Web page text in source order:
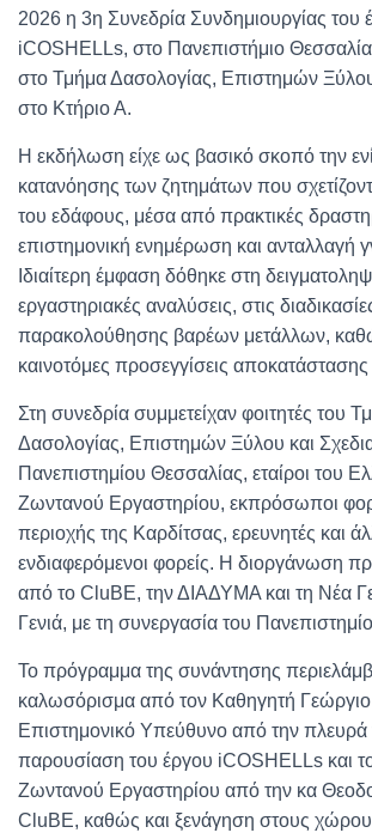
2026 η 3η Συνεδρία Συνδημιουργίας του
iCOSHELLs, στο Πανεπιστήμιο
στο Τμήμα Δασολογίας, Επιστημών
στο Κτήριο Α.
Η εκδήλωση είχε ως βασικό σκοπό την
κατανόησης των ζητημάτων που
του εδάφους, μέσα από πρακτικές
επιστημονική ενημέρωση και ανταλλαγή
Ιδιαίτερη έμφαση δόθηκε στη
εργαστηριακές αναλύσεις, στις
παρακολούθησης βαρέων μετάλλων,
καινοτόμες προσεγγίσεις
Στη συνεδρία συμμετείχαν φοιτητές του
Δασολογίας, Επιστημών Ξύλου και
Πανεπιστημίου Θεσσαλίας, εταίροι του
Ζωντανού Εργαστηρίου, εκπρόσωποι
περιοχής της Καρδίτσας, ερευνητές και
ενδιαφερόμενοι φορείς. Η διοργάνωση
από το CluBE, την ΔΙΑΔΥΜΑ και τη Νέα
Γενιά, με τη συνεργασία του
Το πρόγραμμα της συνάντησης
καλωσόρισμα από τον Καθηγητή
Επιστημονικό Υπεύθυνο από την
παρουσίαση του έργου iCOSHELLs και
Ζωντανού Εργαστηρίου από την κα
CluBE, καθώς και ξενάγηση στους